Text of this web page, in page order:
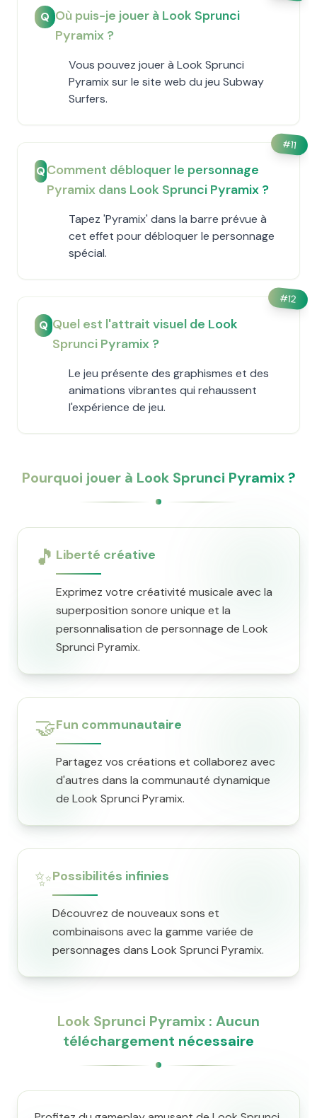
Q Où puis-je jouer à Look Sprunci
Pyramix ?
Vous pouvez jouer à Look Sprunci
Pyramix sur le site web du jeu Subway
Surfers.
#11
QComment débloquer le personnage
Pyramix dans Look Sprunci Pyramix ?
Tapez 'Pyramix' dans la barre prévue à
cet effet pour débloquer le personnage
spécial.
#12
Q Quel est l'attrait visuel de Look
Sprunci Pyramix ?
Le jeu présente des graphismes et des
animations vibrantes qui rehaussent
l'expérience de jeu.
Pourquoi jouer à Look Sprunci Pyramix ?
🎵 Liberté créative
Exprimez votre créativité musicale avec la
superposition sonore unique et la
personnalisation de personnage de Look
Sprunci Pyramix.
🤝Fun communautaire
Partagez vos créations et collaborez avec
d'autres dans la communauté dynamique
de Look Sprunci Pyramix.
✨Possibilités infinies
Découvrez de nouveaux sons et
combinaisons avec la gamme variée de
personnages dans Look Sprunci Pyramix.
Look Sprunci Pyramix : Aucun
téléchargement nécessaire